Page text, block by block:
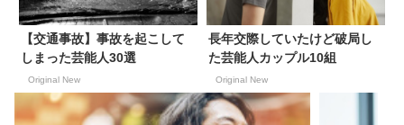
【交通事故】事故を起こして
しまった芸能人30選
Original New
長年交際していたけど破局し
た芸能人カップル10組
Original New